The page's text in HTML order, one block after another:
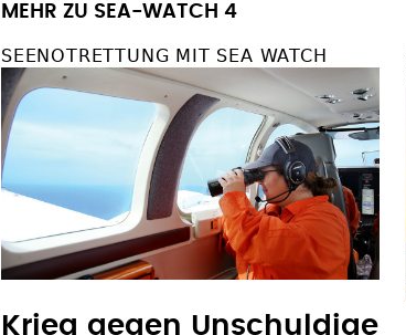
MEHR ZU SEA-WATCH 4
SEENOTRETTUNG MIT SEA WATCH
Krieg gegen Unschuldige